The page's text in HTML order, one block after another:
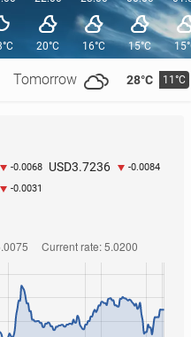
Tomorrow 28°C 11°C
20°C 16°C 15°C
-0.0068 USD3.7236 -0.0084
-0.0031